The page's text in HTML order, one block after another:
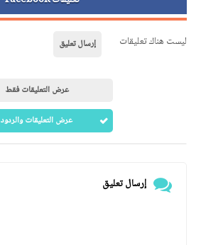
ليست هناك تعليقات إرسال تعليق
عرض التعليقات فقط
عرض التعليقات والردود
إرسال تعليق